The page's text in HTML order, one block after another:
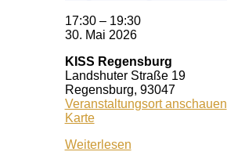
17:30 – 19:30
30. Mai 2026
KISS Regensburg
Landshuter Straße 19
Regensburg, 93047
Veranstaltungsort anschauen
KarteKISS
Weiterlesen